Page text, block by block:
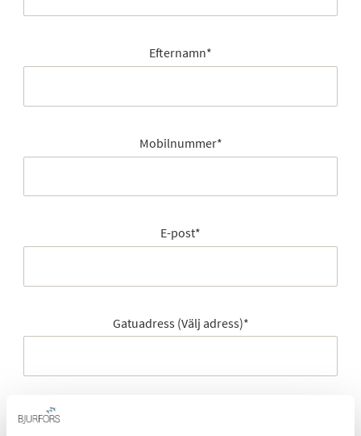
Efternamn*
Mobilnummer*
E-post*
Gatuadress (Välj adress)*